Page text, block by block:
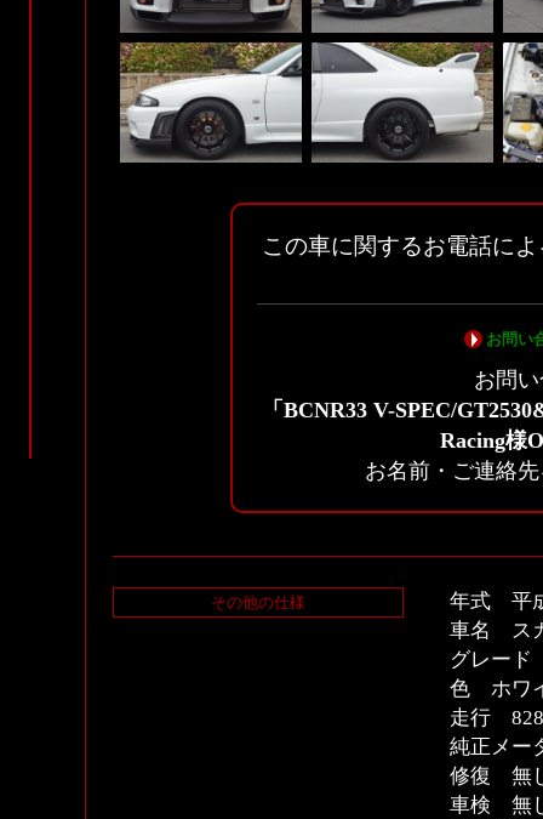
この車に関するお電話に
お問い
お問
「BCNR33 V-SPEC/
Racing様
お名前・ご連絡
その他の仕様
年式 平
車名 ス
グレード
色 ホワ
走行
純正メー
修復 無
車検 無